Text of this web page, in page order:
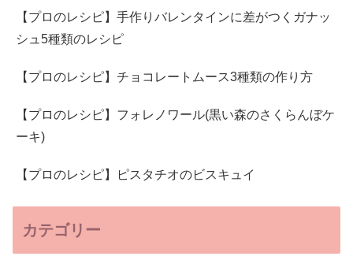
【プロのレシピ】手作りバレンタインに差がつくガナッ
シュ5種類のレシピ
【プロのレシピ】チョコレートムース3種類の作り方
【プロのレシピ】フォレノワール(黒い森のさくらんぼケ
ーキ)
【プロのレシピ】ピスタチオのビスキュイ
カテゴリー